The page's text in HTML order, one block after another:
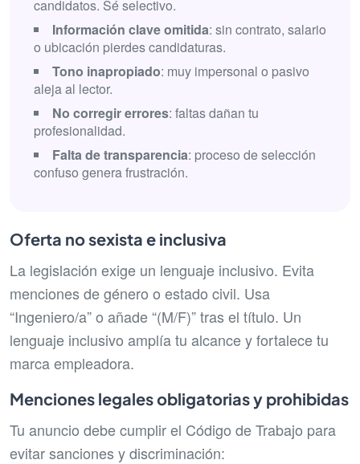
candidatos. Sé selectivo.
Información clave omitida: sin contrato, salario
o ubicación pierdes candidaturas.
Tono inapropiado: muy impersonal o pasivo
aleja al lector.
No corregir errores: faltas dañan tu
profesionalidad.
Falta de transparencia: proceso de selección
confuso genera frustración.
Oferta no sexista e inclusiva
La legislación exige un lenguaje inclusivo. Evita
menciones de género o estado civil. Usa
“Ingeniero/a” o añade “(M/F)” tras el título. Un
lenguaje inclusivo amplía tu alcance y fortalece tu
marca empleadora.
Menciones legales obligatorias y prohibidas
Tu anuncio debe cumplir el Código de Trabajo para
evitar sanciones y discriminación: